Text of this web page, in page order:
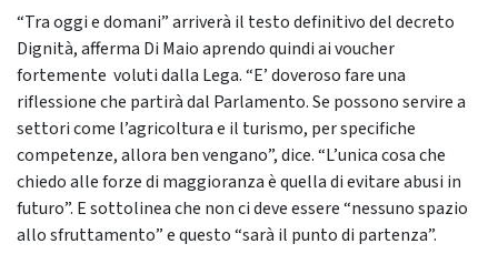
“Tra oggi e domani” arriverà il testo definitivo del decreto
Dignità, afferma Di Maio aprendo quindi ai voucher
fortemente voluti dalla Lega. “E’ doveroso fare una
riflessione che partirà dal Parlamento. Se possono servire a
settori come l’agricoltura e il turismo, per specifiche
competenze, allora ben vengano”, dice. “L’unica cosa che
chiedo alle forze di maggioranza è quella di evitare abusi in
futuro”. E sottolinea che non ci deve essere “nessuno spazio
allo sfruttamento” e questo “sarà il punto di partenza”.